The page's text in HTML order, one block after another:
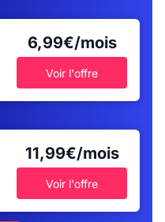
6,99€/mois
Voir l'offre
11,99€/mois
Voir l'offre